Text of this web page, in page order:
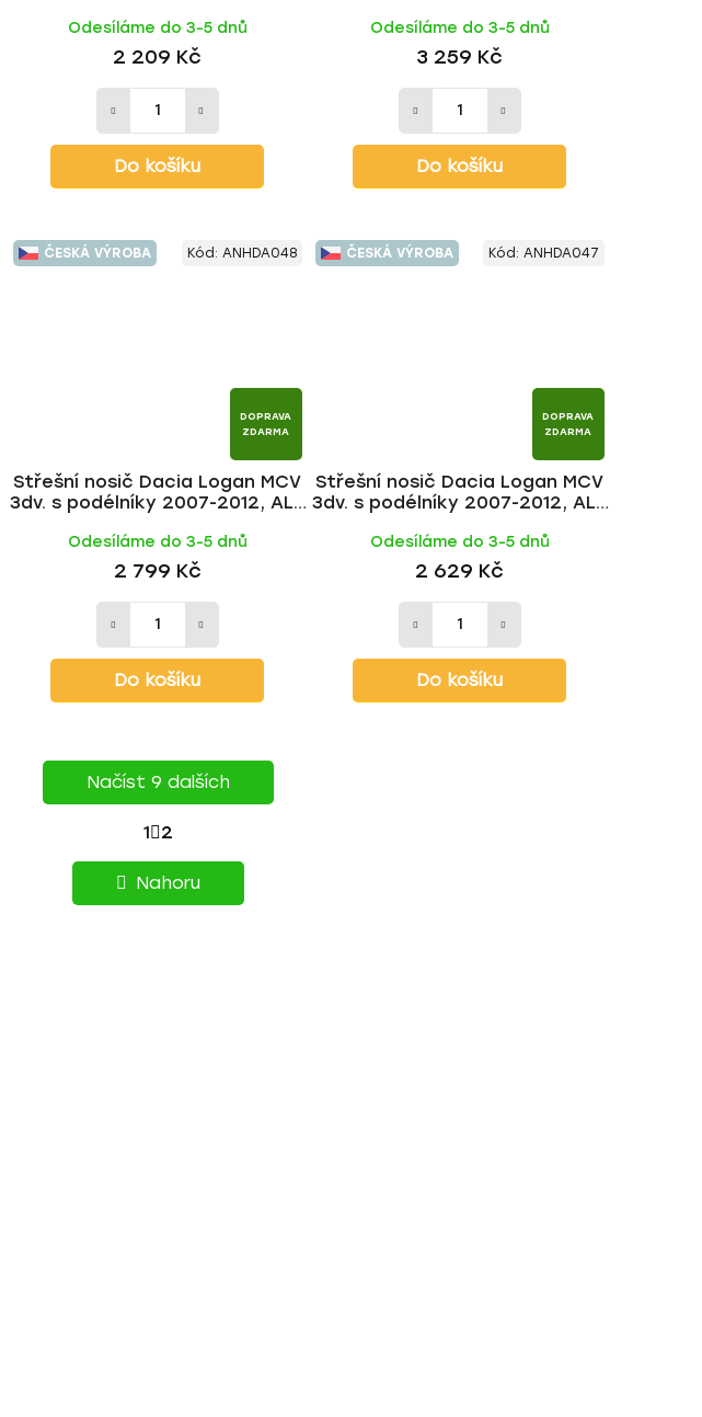
Odesíláme do 3-5 dnů
2 209 Kč
Do košíku
Odesíláme do 3-5 dnů
3 259 Kč
Do košíku
ČESKÁ VÝROBA
DOPRAVA
ZDARMA
Střešní nosič Dacia Logan MCV
3dv. s podélníky 2007-2012, ALU
Odesíláme do 3-5 dnů
2 799 Kč
Do košíku
Kód: ANHDA048 ČESKÁ VÝROBA
DOPRAVA
ZDARMA
Střešní nosič Dacia Logan MCV
3dv. s podélníky 2007-2012, ALU
Odesíláme do 3-5 dnů
2 629 Kč
Do košíku
Kód: ANHDA047
O
v
l
Načíst 9 dalších
S
T
R
1 2
Nahoru